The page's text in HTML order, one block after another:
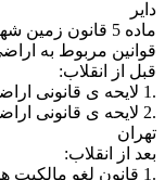
دایر
ماده 5 قانون زمین شهری:
قوانین مربوط به
قبل از انقلاب:
.1 لایحه ی قانونی اراضی موات اطراف شهر تهذران مصوب1331
.2 لایحه ی قانونی
تهران
بعد از انقلاب:
.1 قانون لغو